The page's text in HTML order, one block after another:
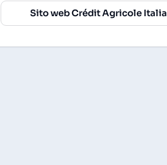
Sito web Crédit Agricole Italia